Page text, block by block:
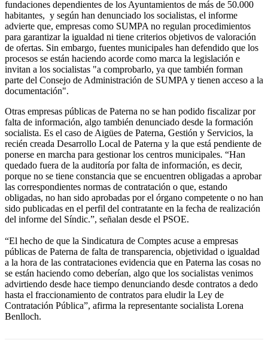
fundaciones dependientes de los Ayuntamientos de más de 50.000
habitantes, y según han denunciado los socialistas, el informe
advierte que, empresas como SUMPA no regulan procedimientos
para garantizar la igualdad ni tiene criterios objetivos de valoración
de ofertas. Sin embargo, fuentes municipales han defendido que los
procesos se están haciendo acorde como marca la legislación e
invitan a los socialistas "a comprobarlo, ya que también forman
parte del Consejo de Administración de SUMPA y tienen acceso a la
documentación".
Otras empresas públicas de Paterna no se han podido fiscalizar por
falta de información, algo también denunciado desde la formación
socialista. Es el caso de Aigües de Paterna, Gestión y Servicios, la
recién creada Desarrollo Local de Paterna y la que está pendiente de
ponerse en marcha para gestionar los centros municipales. “Han
quedado fuera de la auditoría por falta de información, es decir,
porque no se tiene constancia que se encuentren obligadas a aprobar
las correspondientes normas de contratación o que, estando
obligadas, no han sido aprobadas por el órgano competente o no han
sido publicadas en el perfil del contratante en la fecha de realización
del informe del Síndic.”, señalan desde el PSOE.
“El hecho de que la Sindicatura de Comptes acuse a empresas
públicas de Paterna de falta de transparencia, objetividad o igualdad
a la hora de las contrataciones evidencia que en Paterna las cosas no
se están haciendo como deberían, algo que los socialistas venimos
advirtiendo desde hace tiempo denunciando desde contratos a dedo
hasta el fraccionamiento de contratos para eludir la Ley de
Contratación Pública”, afirma la representante socialista Lorena
Benlloch.